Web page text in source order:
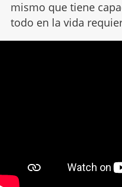
mismo que tiene
todo en la vida